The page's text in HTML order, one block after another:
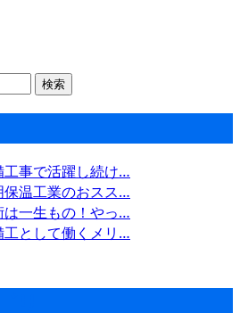
工事で活躍し続け…
保温工業のおスス…
は一生もの！やっ…
工として働くメリ…